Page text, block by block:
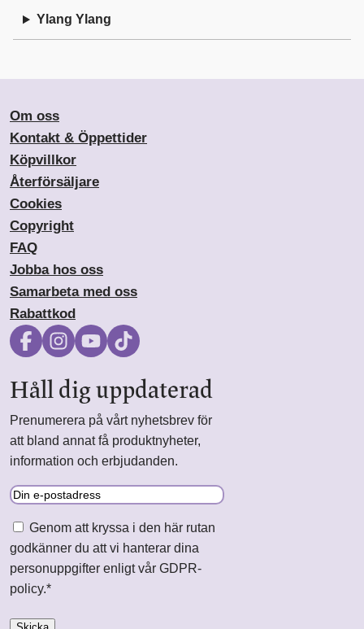
Ylang Ylang
Om oss
Kontakt & Öppettider
Köpvillkor
Återförsäljare
Cookies
Copyright
FAQ
Jobba hos oss
Samarbeta med oss
Rabattkod
Håll dig uppdaterad
Prenumerera på vårt nyhetsbrev för
att bland annat få produktnyheter,
information och erbjudanden.
E-
Samtycke*
Genom att kryssa i den här rutan
godkänner du att vi hanterar dina
personuppgifter enligt vår GDPR-
policy.*